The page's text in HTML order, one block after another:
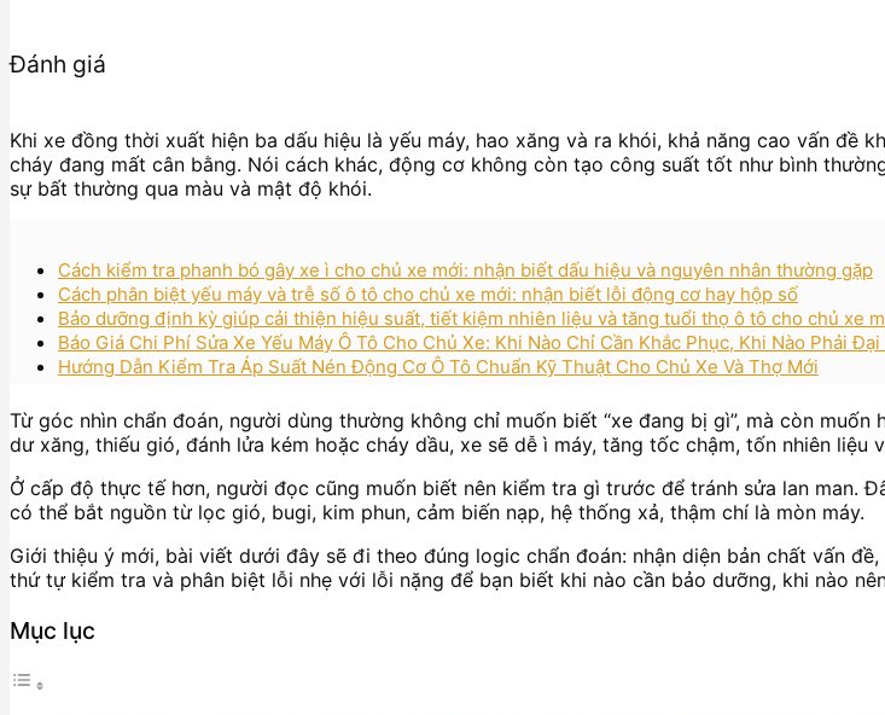
Đánh giá
Khi xe đồng thời xuất hiện ba dấu hiệu là yếu máy, hao xăng và ra khói, khả năng cao vấn đề
cháy đang mất cân bằng. Nói cách khác, động cơ không còn tạo công suất tốt như bình
sự bất thường qua màu và mật độ khói.
Cách kiểm tra phanh bó gây xe ì cho chủ xe mới: nhận biết dấu hiệu và nguyên nhân thường gặp
Cách phân biệt yếu máy và trễ số ô tô cho chủ xe mới: nhận biết lỗi động cơ hay hộp số
Bảo dưỡng định kỳ giúp cải thiện hiệu suất, tiết kiệm nhiên liệu và tăng tuổi thọ ô tô cho chủ xe
Báo Giá Chi Phí Sửa Xe Yếu Máy Ô Tô Cho Chủ Xe: Khi Nào Chỉ Cần Khắc Phục, Khi Nào Phải Đại
Hướng Dẫn Kiểm Tra Áp Suất Nén Động Cơ Ô Tô Chuẩn Kỹ Thuật Cho Chủ Xe Và Thợ Mới
Từ góc nhìn chẩn đoán, người dùng thường không chỉ muốn biết “xe đang bị gì”, mà còn
dư xăng, thiếu gió, đánh lửa kém hoặc cháy dầu, xe sẽ dễ ì máy, tăng tốc chậm, tốn nhiên
Ở cấp độ thực tế hơn, người đọc cũng muốn biết nên kiểm tra gì trước để tránh sửa lan man.
có thể bắt nguồn từ lọc gió, bugi, kim phun, cảm biến nạp, hệ thống xả, thậm chí là mòn máy.
Giới thiệu ý mới, bài viết dưới đây sẽ đi theo đúng logic chẩn đoán: nhận diện bản chất vấn
thứ tự kiểm tra và phân biệt lỗi nhẹ với lỗi nặng để bạn biết khi nào cần bảo dưỡng, khi nào
Mục lục